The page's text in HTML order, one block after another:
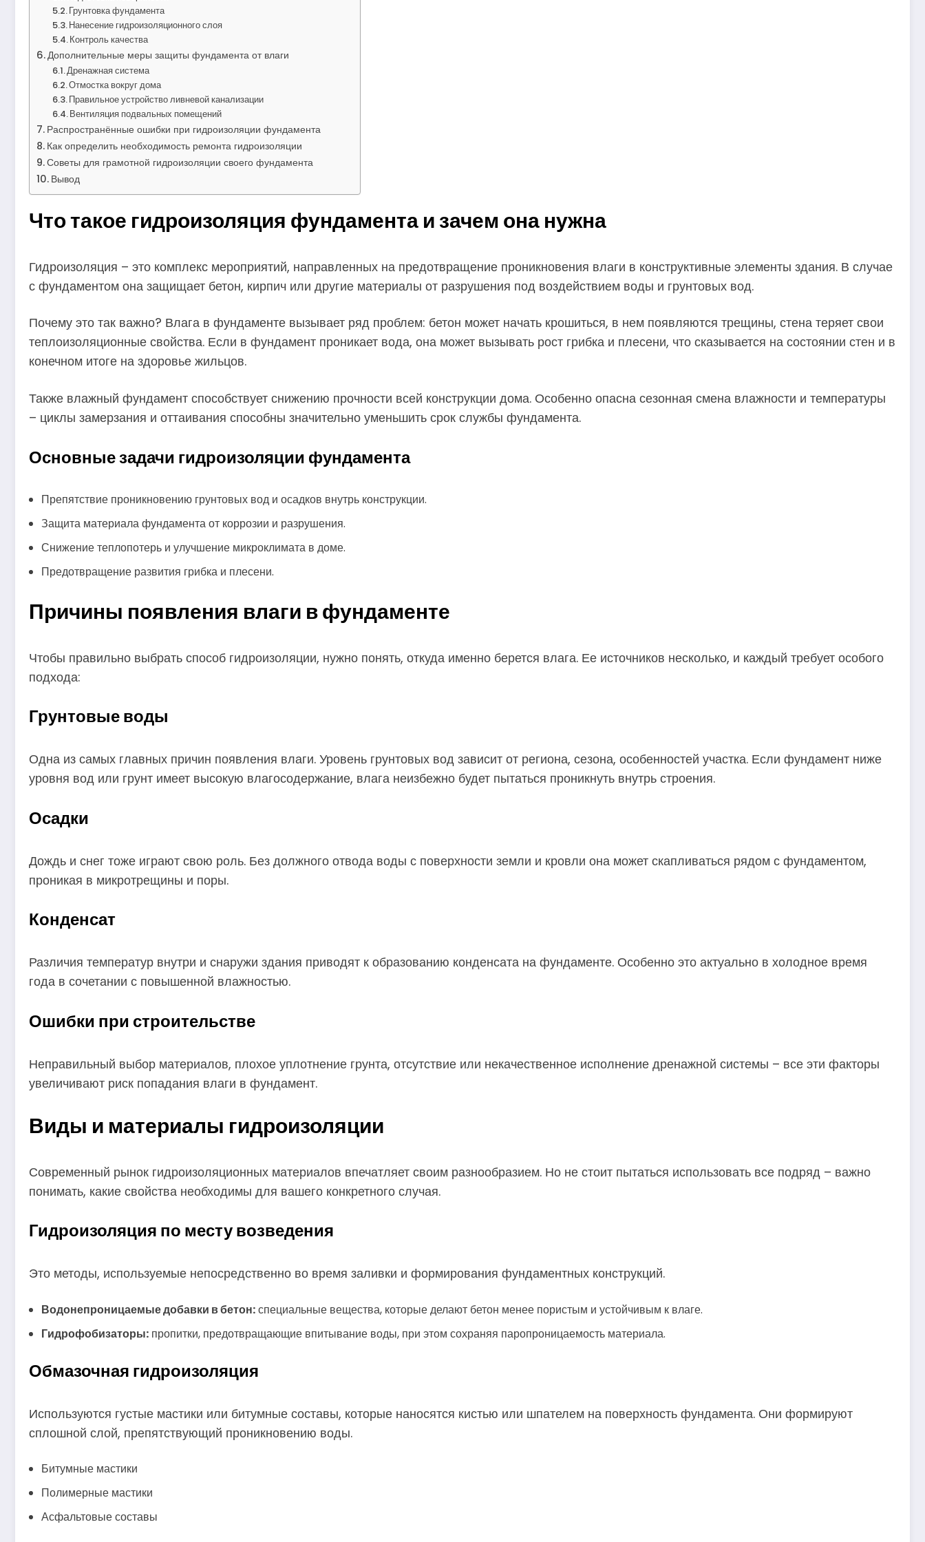
Грунтовка фундамента
Нанесение гидроизоляционного слоя
Контроль качества
Дополнительные меры защиты фундамента от влаги
Дренажная система
Отмостка вокруг дома
Правильное устройство ливневой канализации
Вентиляция подвальных помещений
Распространённые ошибки при гидроизоляции фундамента
Как определить необходимость ремонта гидроизоляции
Советы для грамотной гидроизоляции своего фундамента
Вывод
Что такое гидроизоляция фундамента и зачем она нужна
Гидроизоляция – это комплекс мероприятий, направленных на предотвращение проникновения влаги в конструктивные элементы здания. В случае
с фундаментом она защищает бетон, кирпич или другие материалы от разрушения под воздействием воды и грунтовых вод.
Почему это так важно? Влага в фундаменте вызывает ряд проблем: бетон может начать крошиться, в нем появляются трещины, стена теряет свои
теплоизоляционные свойства. Если в фундамент проникает вода, она может вызывать рост грибка и плесени, что сказывается на состоянии стен и в
конечном итоге на здоровье жильцов.
Также влажный фундамент способствует снижению прочности всей конструкции дома. Особенно опасна сезонная смена влажности и температуры
– циклы замерзания и оттаивания способны значительно уменьшить срок службы фундамента.
Основные задачи гидроизоляции фундамента
Препятствие проникновению грунтовых вод и осадков внутрь конструкции.
Защита материала фундамента от коррозии и разрушения.
Снижение теплопотерь и улучшение микроклимата в доме.
Предотвращение развития грибка и плесени.
Причины появления влаги в фундаменте
Чтобы правильно выбрать способ гидроизоляции, нужно понять, откуда именно берется влага. Ее источников несколько, и каждый требует особого
подхода:
Грунтовые воды
Одна из самых главных причин появления влаги. Уровень грунтовых вод зависит от региона, сезона, особенностей участка. Если фундамент ниже
уровня вод или грунт имеет высокую влагосодержание, влага неизбежно будет пытаться проникнуть внутрь строения.
Осадки
Дождь и снег тоже играют свою роль. Без должного отвода воды с поверхности земли и кровли она может скапливаться рядом с фундаментом,
проникая в микротрещины и поры.
Конденсат
Различия температур внутри и снаружи здания приводят к образованию конденсата на фундаменте. Особенно это актуально в холодное время
года в сочетании с повышенной влажностью.
Ошибки при строительстве
Неправильный выбор материалов, плохое уплотнение грунта, отсутствие или некачественное исполнение дренажной системы – все эти факторы
увеличивают риск попадания влаги в фундамент.
Виды и материалы гидроизоляции
Современный рынок гидроизоляционных материалов впечатляет своим разнообразием. Но не стоит пытаться использовать все подряд – важно
понимать, какие свойства необходимы для вашего конкретного случая.
Гидроизоляция по месту возведения
Это методы, используемые непосредственно во время заливки и формирования фундаментных конструкций.
Водонепроницаемые добавки в бетон:специальные вещества, которые делают бетон менее пористым и устойчивым к влаге.
Гидрофобизаторы: пропитки, предотвращающие впитывание воды, при этом сохраняя паропроницаемость материала.
Обмазочная гидроизоляция
Используются густые мастики или битумные составы, которые наносятся кистью или шпателем на поверхность фундамента. Они формируют
сплошной слой, препятствующий проникновению воды.
Битумные мастики
Полимерные мастики
Асфальтовые составы